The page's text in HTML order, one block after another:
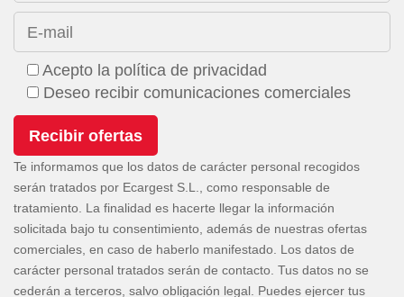
E-mail
Acepto la política de privacidad
Deseo recibir comunicaciones comerciales
Te informamos que los datos de carácter personal recogidos
serán tratados por Ecargest S.L., como responsable de
tratamiento. La finalidad es hacerte llegar la información
solicitada bajo tu consentimiento, además de nuestras ofertas
comerciales, en caso de haberlo manifestado. Los datos de
carácter personal tratados serán de contacto. Tus datos no se
cederán a terceros, salvo obligación legal. Puedes ejercer tus